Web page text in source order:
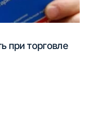
при торговле